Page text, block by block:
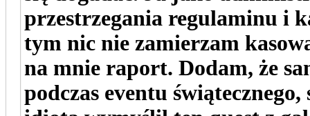
przestrzegania regulaminu i
tym nic nie zamierzam
na mnie raport. Dodam, że
podczas eventu